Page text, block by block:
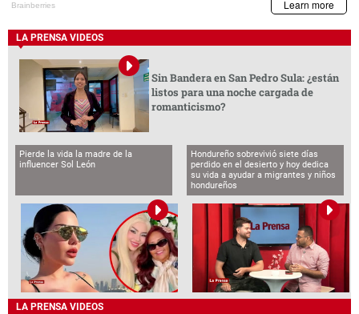
LA PRENSA VIDEOS
Sin Bandera en San Pedro Sula: ¿están
listos para una noche cargada de
romanticismo?
Pierde la vida la madre de la
influencer Sol León
Hondureño sobrevivió siete días
perdido en el desierto y hoy dedica
su vida a ayudar a migrantes y niños
hondureños
LA PRENSA VIDEOS